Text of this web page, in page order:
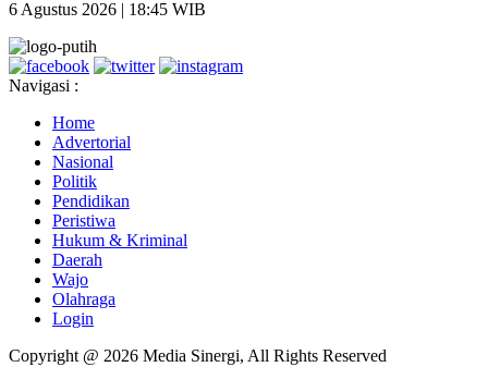
6 Agustus 2026 | 18:45 WIB
Navigasi :
Home
Advertorial
Nasional
Politik
Pendidikan
Peristiwa
Hukum & Kriminal
Daerah
Wajo
Olahraga
Login
Copyright @ 2026 Media Sinergi, All Rights Reserved